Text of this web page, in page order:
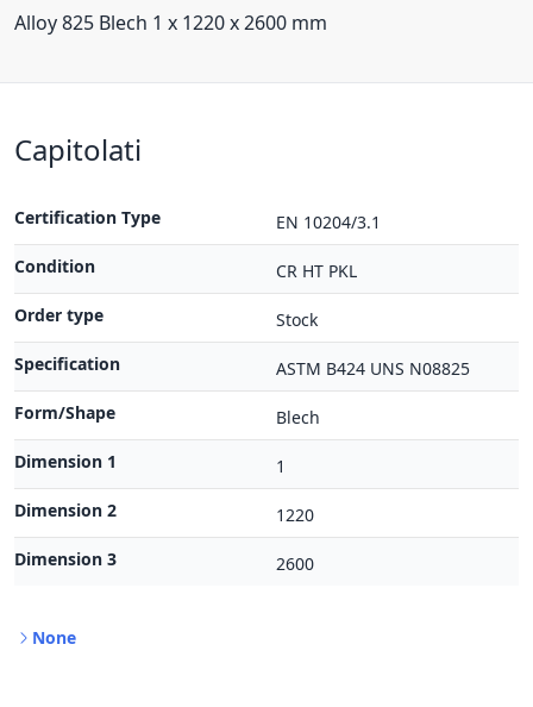
Alloy 825 Blech 1 x 1220 x 2600 mm
Capitolati
Certification Type
EN 10204/3.1
Condition
CR HT PKL
Order type
Stock
Specification
ASTM B424 UNS N08825
Form/Shape
Blech
Dimension 1
1
Dimension 2
1220
Dimension 3
2600
None